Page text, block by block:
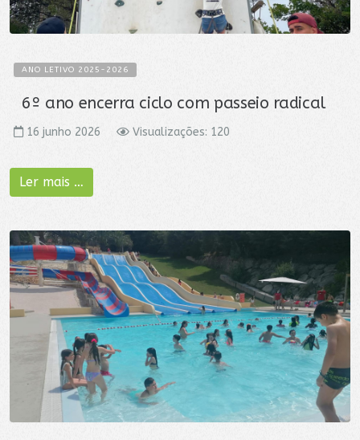
ANO LETIVO 2025-2026
6º ano encerra ciclo com passeio radical
16 junho 2026 Visualizações: 120
Ler mais …